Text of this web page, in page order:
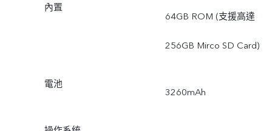
內置
64GB ROM (支援高達
256GB Mirco SD Card)
電池
3260mAh